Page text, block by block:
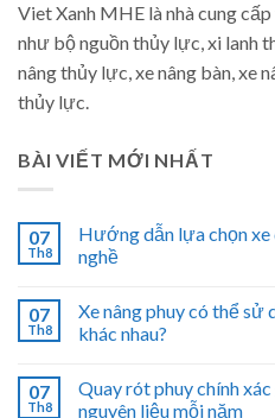
Viet Xanh MHE là nhà cung
như bộ nguồn thủy lực, xi lanh
nâng thủy lực, xe nâng bàn, xe
thủy lực.
BÀI VIẾT MỚI NHẤT
07
Th8
Hướng dẫn lựa chọn xe
nghề
07
Th8
Xe nâng phuy có thể sử
khác nhau?
07
Th8
Quay rót phuy chính
nguyên liệu mỗi năm